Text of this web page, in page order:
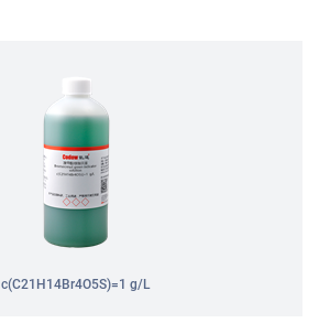
c(C21H14Br4O5S)=1 g/L